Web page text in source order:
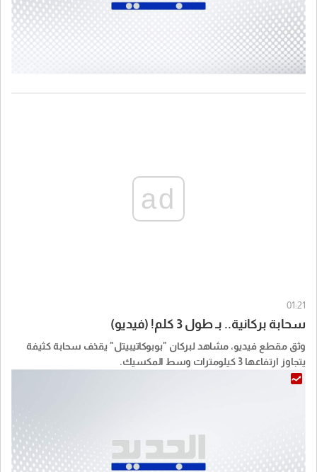
ad
01:21
سحابة بركانية.. بـ طول 3 كلم! (فيديو)
وثق مقطع فيديو، مشاهد لبركان "بوبوكاتيبيتل" يقذف سحابة كثيفة
يتجاوز ارتفاعها 3 كيلومترات وسط المكسيك.